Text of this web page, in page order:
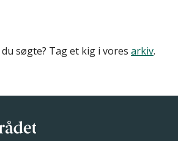
søgte? Tag et kig i vores arkiv.